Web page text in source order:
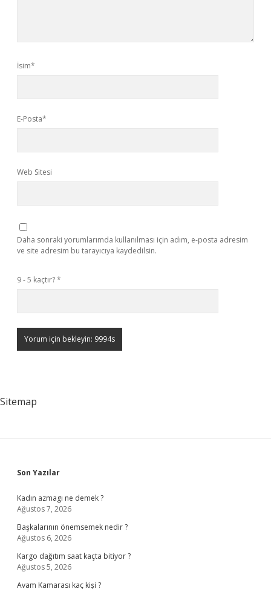
İsim*
E-Posta*
Web Sitesi
Daha sonraki yorumlarımda kullanılması için adım, e-posta adresim
ve site adresim bu tarayıcıya kaydedilsin.
9 - 5 kaçtır?*
Sitemap
Sidebar
Son Yazılar
Kadın azmagı ne demek ?
Ağustos 7, 2026
Başkalarının önemsemek nedir ?
Ağustos 6, 2026
Kargo dağıtım saat kaçta bitiyor ?
Ağustos 5, 2026
Avam Kamarası kaç kişi ?